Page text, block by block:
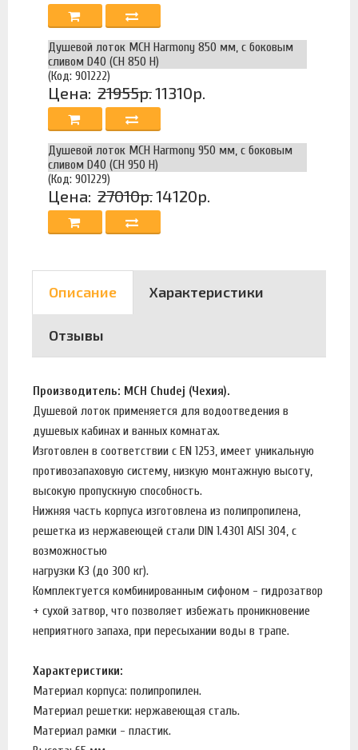
Душевой лоток MCH Harmony 850 мм, с боковым
сливом D40 (CH 850 H)
(Код: 901222)
Цена: 21955р.11310р.
Душевой лоток MCH Harmony 950 мм, с боковым
сливом D40 (CH 950 H)
(Код: 901229)
Цена: 27010р.14120р.
Описание Характеристики
Отзывы
Производитель: MCH Chudej (Чехия).
Душевой лоток применяется для водоотведения в
душевых кабинах и ванных комнатах.
Изготовлен в соответствии с EN 1253, имеет уникальную
противозапаховую систему, низкую монтажную высоту,
высокую пропускную способность.
Нижняя часть корпуса изготовлена из полипропилена,
решетка из нержавеющей стали DIN 1.4301 AISI 304, с
возможностью
нагрузки K3 (до 300 кг).
Комплектуется комбинированным сифоном - гидрозатвор
+ сухой затвор, что позволяет избежать проникновение
неприятного запаха, при пересыхании воды в трапе.
Характеристики:
Материал корпуса: полипропилен.
Материал решетки: нержавеющая сталь.
Материал рамки - пластик.